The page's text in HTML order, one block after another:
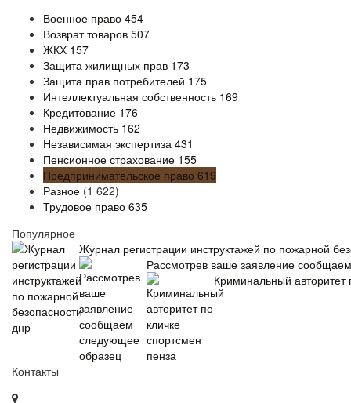
Военное право 454
Возврат товаров 507
ЖКХ 157
Защита жилищных прав 173
Защита прав потребителей 175
Интеллектуальная собственность 169
Кредитование 176
Недвижимость 162
Независимая экспертиза 431
Пенсионное страхование 155
Предпринимательское право 619
Разное (1 622)
Трудовое право 635
Популярное
Журнал регистрации инструктажей по пожарной
Рассмотрев ваше заявление
Криминальный авторитет
Контакты